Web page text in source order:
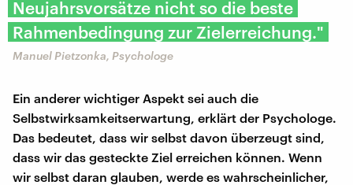
Neujahrsvorsätze nicht so die beste
Rahmenbedingung zur Zielerreichung."
Manuel Pietzonka, Psychologe
Ein anderer wichtiger Aspekt sei auch die
Selbstwirksamkeitserwartung, erklärt der Psychologe.
Das bedeutet, dass wir selbst davon überzeugt sind,
dass wir das gesteckte Ziel erreichen können. Wenn
wir selbst daran glauben, werde es wahrscheinlicher,